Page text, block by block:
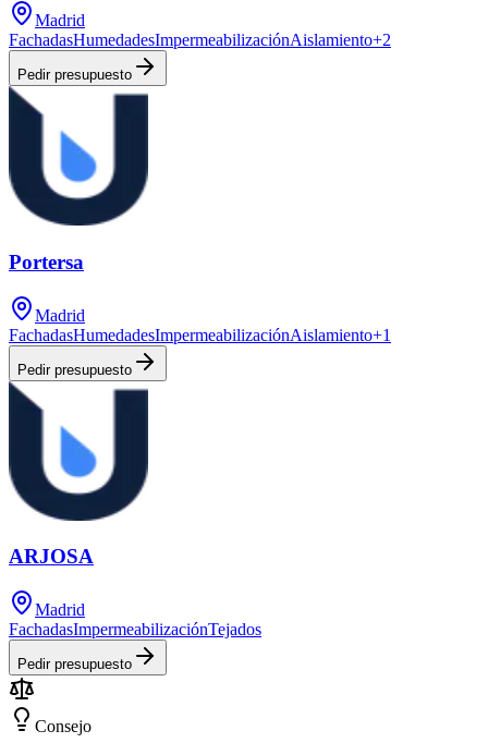
Madrid
FachadasHumedadesImpermeabilizaciónAislamiento+2
Pedir presupuesto
Portersa
Madrid
FachadasHumedadesImpermeabilizaciónAislamiento+1
Pedir presupuesto
ARJOSA
Madrid
FachadasImpermeabilizaciónTejados
Pedir presupuesto
Consejo